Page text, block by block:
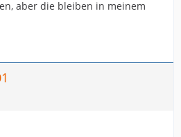
aber die bleiben in meinem